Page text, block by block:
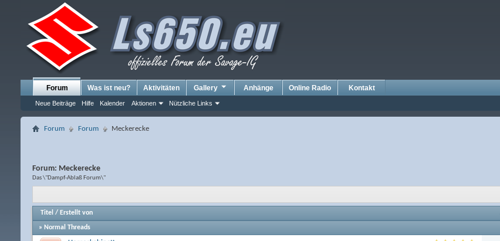
Forum
Neue Beiträge Hilfe Kalender Aktionen Nützliche Links
Was ist neu? Aktivitäten Gallery Anhänge Online Radio Kontakt
Forum Forum Meckerecke
Forum: Meckerecke
Das \"Dampf-Ablaß Forum\"
Titel / Erstellt von
» Normal Threads